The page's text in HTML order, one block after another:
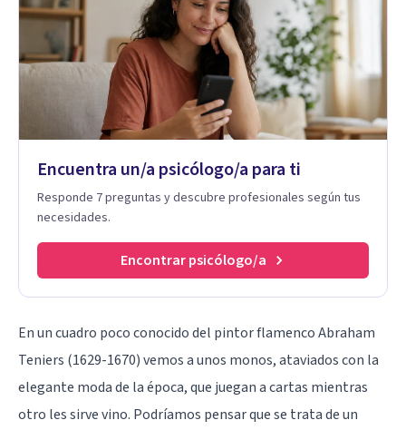
Encuentra un/a psicólogo/a para ti
Responde 7 preguntas y descubre profesionales según tus
necesidades.
Encontrar psicólogo/a
En un cuadro poco conocido del pintor flamenco Abraham
Teniers (1629-1670) vemos a unos monos, ataviados con la
elegante moda de la época, que juegan a cartas mientras
otro les sirve vino. Podríamos pensar que se trata de un